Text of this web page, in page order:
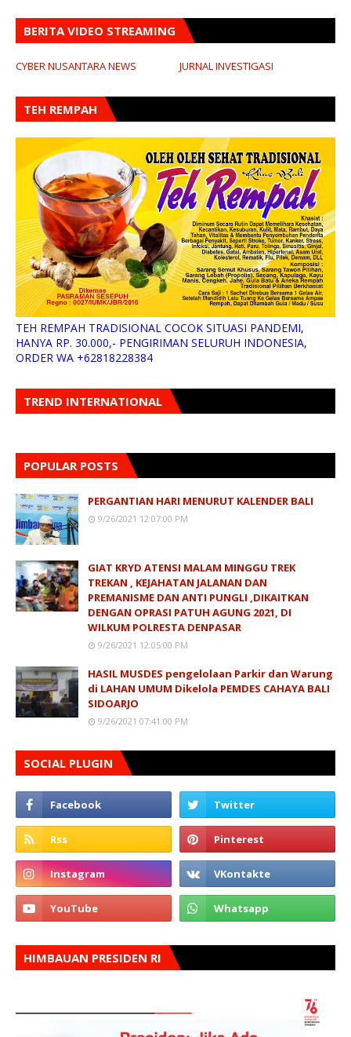
BERITA VIDEO STREAMING
CYBER NUSANTARA NEWS JURNAL INVESTIGASI
TEH REMPAH
TEH REMPAH TRADISIONAL COCOK SITUASI PANDEMI,
HANYA RP. 30.000,- PENGIRIMAN SELURUH INDONESIA,
ORDER WA +62818228384
TREND INTERNATIONAL
POPULAR POSTS
PERGANTIAN HARI MENURUT KALENDER BALI
9/26/2021 12:07:00 PM
GIAT KRYD ATENSI MALAM MINGGU TREK
TREKAN , KEJAHATAN JALANAN DAN
PREMANISME DAN ANTI PUNGLI ,DIKAITKAN
DENGAN OPRASI PATUH AGUNG 2021, DI
WILKUM POLRESTA DENPASAR
9/26/2021 12:05:00 PM
HASIL MUSDES pengelolaan Parkir dan Warung
di LAHAN UMUM Dikelola PEMDES CAHAYA BALI
SIDOARJO
9/26/2021 07:41:00 PM
SOCIAL PLUGIN
HIMBAUAN PRESIDEN RI